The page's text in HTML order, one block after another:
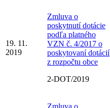
19. 11.
2019
Zmluva o
poskytnutí dotácie
podľa platného
VZN č. 4/2017 o
poskytovaní dotácií
z rozpočtu obce
2-DOT/2019
Zmluva o